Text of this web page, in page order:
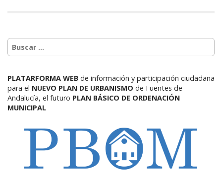
PLATARFORMA WEB de información y participación ciudadana
para el NUEVO PLAN DE URBANISMO de Fuentes de
Andalucía, el futuro PLAN BÁSICO DE ORDENACIÓN
MUNICIPAL